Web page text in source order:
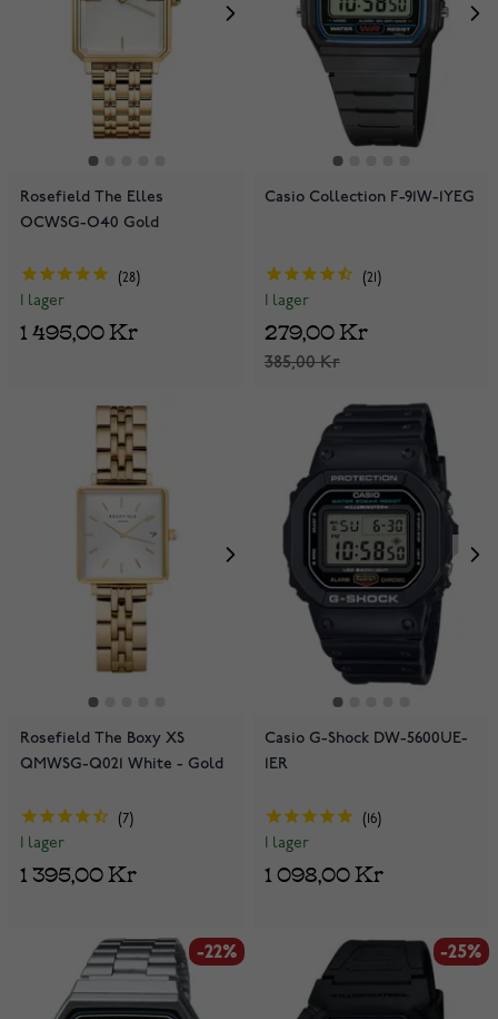
Rosefield The Elles
OCWSG-O40 Gold
28
I lager
1 495,00 Kr
Casio Collection F-91W-1YEG
21
I lager
385,00 Kr
279,00 Kr
Rosefield The Boxy XS
QMWSG-Q021 White - Gold
7
I lager
1 395,00 Kr
Casio G-Shock DW-5600UE-
1ER
16
I lager
1 098,00 Kr
-22% -25%